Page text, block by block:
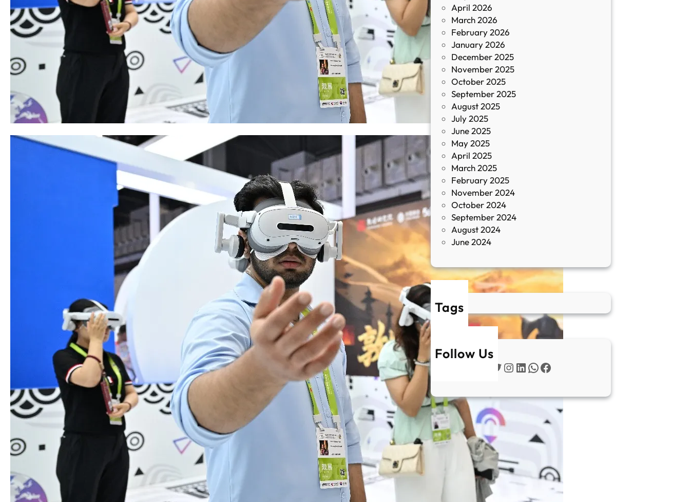
April 2026
March 2026
February 2026
January 2026
December 2025
November 2025
October 2025
September 2025
August 2025
July 2025
June 2025
May 2025
April 2025
March 2025
February 2025
November 2024
October 2024
September 2024
August 2024
June 2024
Tags
Follow Us
Instagram LinkedIn WhatsApp Facebook